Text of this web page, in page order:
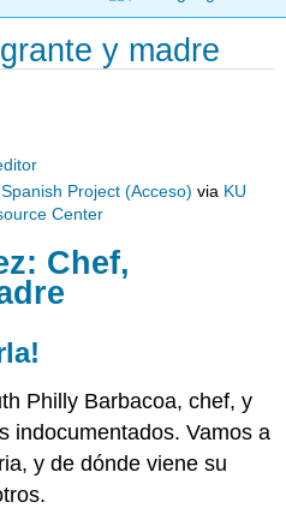
y madre
Project (Acceso) via KU
Center
Chef,
Philly Barbacoa, chef, y
indocumentados. Vamos a
y de dónde viene su